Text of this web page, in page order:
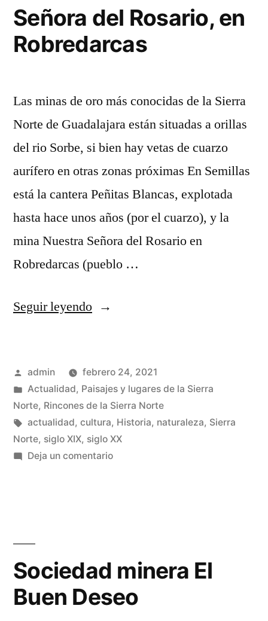
Señora del Rosario, en
Robredarcas
Las minas de oro más conocidas de la Sierra
Norte de Guadalajara están situadas a orillas
del rio Sorbe, si bien hay vetas de cuarzo
aurífero en otras zonas próximas En Semillas
está la cantera Peñitas Blancas, explotada
hasta hace unos años (por el cuarzo), y la
mina Nuestra Señora del Rosario en
Robredarcas (pueblo …
Seguir leyendo«Mina
Nuestra
Señora
del
Rosario,
Publicado
por
admin
febrero 24, 2021
Publicado
en
Actualidad, Paisajes y lugares de la Sierra
Norte, Rincones de la Sierra Norte
Etiquetas:
actualidad, cultura, Historia, naturaleza, Sierra
Norte, siglo XIX, siglo XX
Deja un comentarioen
Rosario,
Robredarcas
Sociedad minera El
Buen Deseo